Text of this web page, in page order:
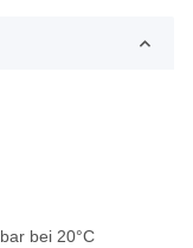
bei 20°C